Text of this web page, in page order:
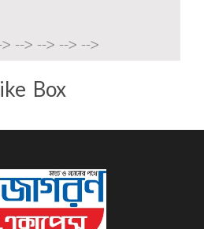
--> --> --> -->
Box